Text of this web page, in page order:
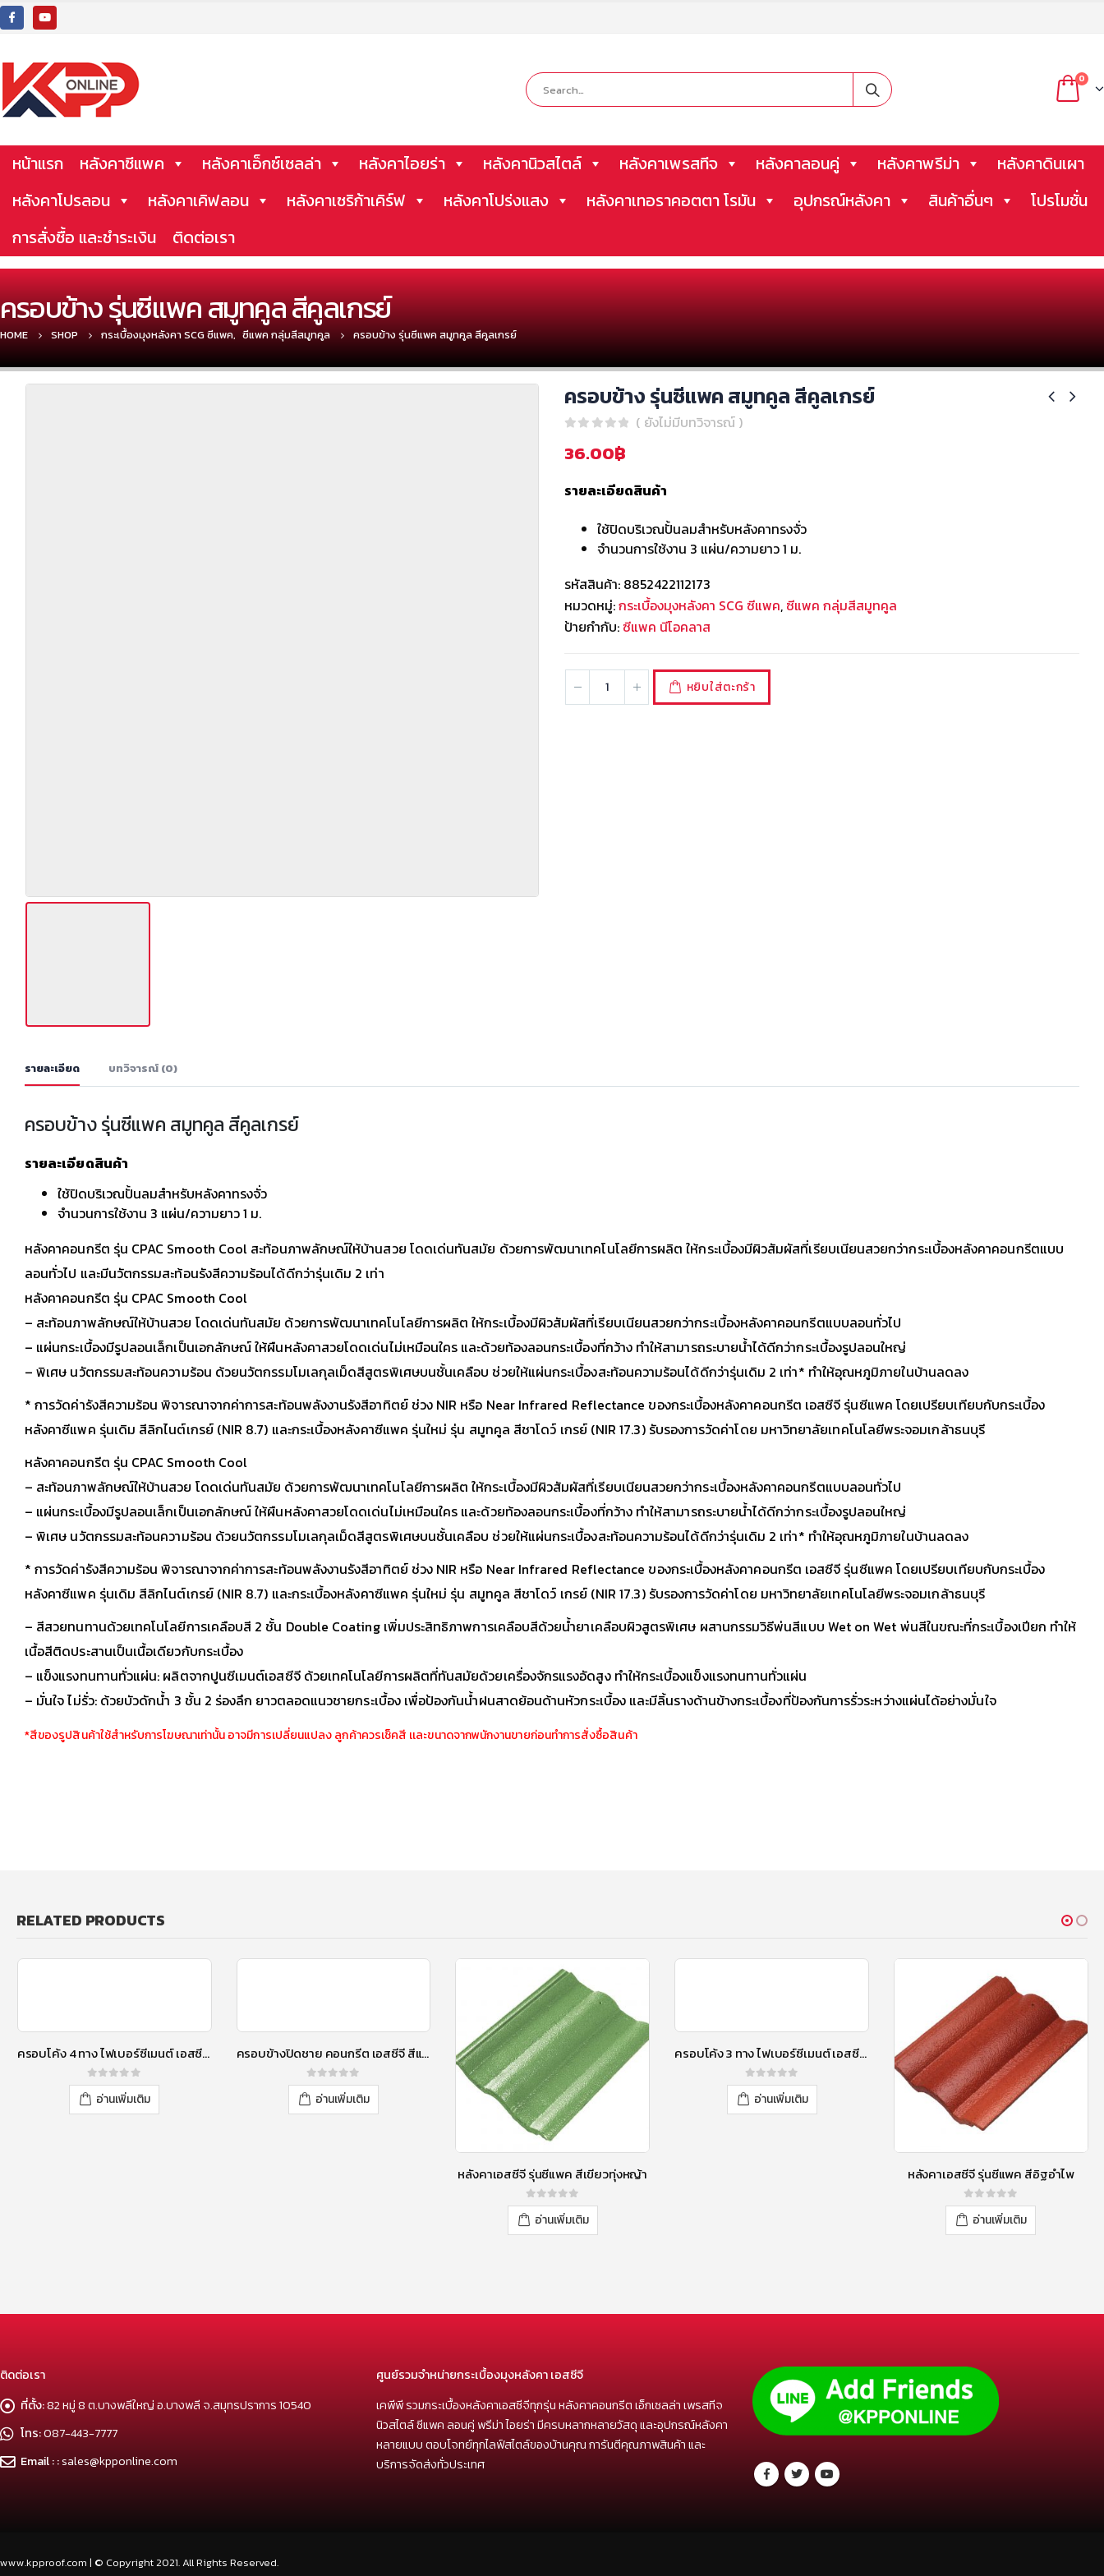
0
หน้าแรก หลังคาซีแพค หลังคาเอ็กซ์เซลล่า หลังคาไอยร่า หลังคานิวสไตล์ หลังคาเพรสทีจ หลังคาลอนคู่ หลังคาพรีม่า
หลังคาดินเผา
หลังคาโปรลอน
หลังคาเคิฟลอน หลังคาเซริก้าเคิร์ฟ หลังคาโปร่งแสง หลังคาเทอราคอตตา โรมัน อุปกรณ์หลังคา สินค้าอื่นๆ
โปรโมชั่น
การสั่งซื้อ และชำระเงิน
ติดต่อเรา
ครอบข้าง รุ่นซีแพค สมูทคูล สีคูลเกรย์
HOME SHOP กระเบื้องมุงหลังคา SCG ซีแพค, ซีแพค กลุ่มสีสมูทคูล ครอบข้าง รุ่นซีแพค สมูทคูล สีคูลเกรย์
ครอบข้าง รุ่นซีแพค สมูทคูล สีคูลเกรย์
( ยังไม่มีบทวิจารณ์ )
36.00฿
รายละเอียดสินค้า
ใช้ปิดบริเวณปั้นลมสำหรับหลังคาทรงจั่ว
จำนวนการใช้งาน 3 แผ่น/ความยาว 1 ม.
รหัสสินค้า: 8852422112173
หมวดหมู่:กระเบื้องมุงหลังคา SCG ซีแพค, ซีแพค กลุ่มสีสมูทคูล
ป้ายกำกับ: ซีแพค นีโอคลาส
หยิบใส่ตะกร้า
รายละเอียด บทวิจารณ์ (0)
ครอบข้าง รุ่นซีแพค สมูทคูล สีคูลเกรย์
รายละเอียดสินค้า
ใช้ปิดบริเวณปั้นลมสำหรับหลังคาทรงจั่ว
จำนวนการใช้งาน 3 แผ่น/ความยาว 1 ม.
หลังคาคอนกรีต รุ่น CPAC Smooth Cool สะท้อนภาพลักษณ์ให้บ้านสวย โดดเด่นทันสมัย ด้วยการพัฒนาเทคโนโลยีการผลิต ให้กระเบื้องมีผิวสัมผัสที่เรียบเนียนสวยกว่ากระเบื้องหลังคาคอนกรีตแบบ
ลอนทั่วไป และมีนวัตกรรมสะท้อนรังสีความร้อนได้ดีกว่ารุ่นเดิม 2 เท่า
หลังคาคอนกรีต รุ่น CPAC Smooth Cool
– สะท้อนภาพลักษณ์ให้บ้านสวย โดดเด่นทันสมัย ด้วยการพัฒนาเทคโนโลยีการผลิต ให้กระเบื้องมีผิวสัมผัสที่เรียบเนียนสวยกว่ากระเบื้องหลังคาคอนกรีตแบบลอนทั่วไป
– แผ่นกระเบื้องมีรูปลอนเล็กเป็นเอกลักษณ์ ให้ผืนหลังคาสวยโดดเด่นไม่เหมือนใคร และด้วยท้องลอนกระเบื้องที่กว้าง ทำให้สามารถระบายน้ำได้ดีกว่ากระเบื้องรูปลอนใหญ่
– พิเศษ นวัตกรรมสะท้อนความร้อน ด้วยนวัตกรรมโมเลกุลเม็ดสีสูตรพิเศษบนชั้นเคลือบ ช่วยให้แผ่นกระเบื้องสะท้อนความร้อนได้ดีกว่ารุ่นเดิม 2 เท่า* ทำให้อุณหภูมิภายในบ้านลดลง
* การวัดค่ารังสีความร้อน พิจารณาจากค่าการสะท้อนพลังงานรังสีอาทิตย์ ช่วง NIR หรือ Near Infrared Reflectance ของกระเบื้องหลังคาคอนกรีต เอสซีจี รุ่นซีแพค โดยเปรียบเทียบกับกระเบื้อง
หลังคาซีแพค รุ่นเดิม สีลิกไนต์เกรย์ (NIR 8.7) และกระเบื้องหลังคาซีแพค รุ่นใหม่ รุ่น สมูทคูล สีชาโดว์ เกรย์ (NIR 17.3) รับรองการวัดค่าโดย มหาวิทยาลัยเทคโนโลยีพระจอมเกล้าธนบุรี
หลังคาคอนกรีต รุ่น CPAC Smooth Cool
– สะท้อนภาพลักษณ์ให้บ้านสวย โดดเด่นทันสมัย ด้วยการพัฒนาเทคโนโลยีการผลิต ให้กระเบื้องมีผิวสัมผัสที่เรียบเนียนสวยกว่ากระเบื้องหลังคาคอนกรีตแบบลอนทั่วไป
– แผ่นกระเบื้องมีรูปลอนเล็กเป็นเอกลักษณ์ ให้ผืนหลังคาสวยโดดเด่นไม่เหมือนใคร และด้วยท้องลอนกระเบื้องที่กว้าง ทำให้สามารถระบายน้ำได้ดีกว่ากระเบื้องรูปลอนใหญ่
– พิเศษ นวัตกรรมสะท้อนความร้อน ด้วยนวัตกรรมโมเลกุลเม็ดสีสูตรพิเศษบนชั้นเคลือบ ช่วยให้แผ่นกระเบื้องสะท้อนความร้อนได้ดีกว่ารุ่นเดิม 2 เท่า* ทำให้อุณหภูมิภายในบ้านลดลง
* การวัดค่ารังสีความร้อน พิจารณาจากค่าการสะท้อนพลังงานรังสีอาทิตย์ ช่วง NIR หรือ Near Infrared Reflectance ของกระเบื้องหลังคาคอนกรีต เอสซีจี รุ่นซีแพค โดยเปรียบเทียบกับกระเบื้อง
หลังคาซีแพค รุ่นเดิม สีลิกไนต์เกรย์ (NIR 8.7) และกระเบื้องหลังคาซีแพค รุ่นใหม่ รุ่น สมูทคูล สีชาโดว์ เกรย์ (NIR 17.3) รับรองการวัดค่าโดย มหาวิทยาลัยเทคโนโลยีพระจอมเกล้าธนบุรี
– สีสวยทนทานด้วยเทคโนโลยีการเคลือบสี 2 ชั้น Double Coating เพิ่มประสิทธิภาพการเคลือบสีด้วยน้ำยาเคลือบผิวสูตรพิเศษ ผสานกรรมวิธีพ่นสีแบบ Wet on Wet พ่นสีในขณะที่กระเบื้องเปียก ทำให้
เนื้อสีติดประสานเป็นเนื้อเดียวกับกระเบื้อง
– แข็งแรงทนทานทั่วแผ่น: ผลิตจากปูนซีเมนต์เอสซีจี ด้วยเทคโนโลยีการผลิตที่ทันสมัยด้วยเครื่องจักรแรงอัดสูง ทำให้กระเบื้องแข็งแรงทนทานทั่วแผ่น
– มั่นใจ ไม่รั่ว: ด้วยบัวดักน้ำ 3 ชั้น 2 ร่องลึก ยาวตลอดแนวชายกระเบื้อง เพื่อป้องกันน้ำฝนสาดย้อนด้านหัวกระเบื้อง และมีลิ้นรางด้านข้างกระเบื้องที่ป้องกันการรั่วระหว่างแผ่นได้อย่างมั่นใจ
*สีของรูปสินค้าใช้สำหรับการโฆษณาเท่านั้น อาจมีการเปลี่ยนแปลง ลูกค้าควรเช็คสี เเละขนาดจากพนักงานขายก่อนทำการสั่งซื้อสินค้า
RELATED PRODUCTS
ครอบโค้ง 4 ทาง ไฟเบอร์ซีเมนต์ เอสซีจี รุ่นลอนคู่ สีแดงประกายมุก
0out of 5
อ่านเพิ่มเติม
ครอบข้างปิดชาย คอนกรีต เอสซีจี สีแดงกุหลาบ
0out of 5
อ่านเพิ่มเติม
หลังคาเอสซีจี รุ่นซีแพค สีเขียวทุ่งหญ้า
0out of 5
อ่านเพิ่มเติม
ครอบโค้ง 3 ทาง ไฟเบอร์ซีเมนต์ เอสซีจี รุ่นลอนคู่ สีแดงประกายมุก
0out of 5
อ่านเพิ่มเติม
หลังคาเอสซีจี รุ่นซีแพค สีอิฐอำไพ
0out of 5
อ่านเพิ่มเติม
ติดต่อเรา
ที่ตั้ง:82 หมู่ 8 ต.บางพลีใหญ่ อ.บางพลี จ.สมุทรปราการ 10540
โทร:087-443-7777
Email : :sales@kpponline.com
ศูนย์รวมจำหน่ายกระเบื้องมุงหลังคา เอสซีจี
เคพีพี รวมกระเบื้องหลังคาเอสซีจีทุกรุ่น หลังคาคอนกรีต เอ็กเซลล่า เพรสทีจ
นิวสไตล์ ซีแพค ลอนคู่ พรีม่า ไอยร่า มีครบหลากหลายวัสดุ และอุปกรณ์หลังคา
หลายแบบ ตอบโจทย์ทุกไลฟ์สไตล์ของบ้านคุณ การันตีคุณภาพสินค้า และ
บริการจัดส่งทั่วประเทศ
www.kpproof.com | © Copyright 2021. All Rights Reserved.